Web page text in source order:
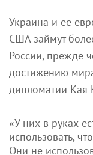
Украина и ее
США займут
России, прежде
достижению
дипломатии Кая
«У них в руках
использовать,
Они не